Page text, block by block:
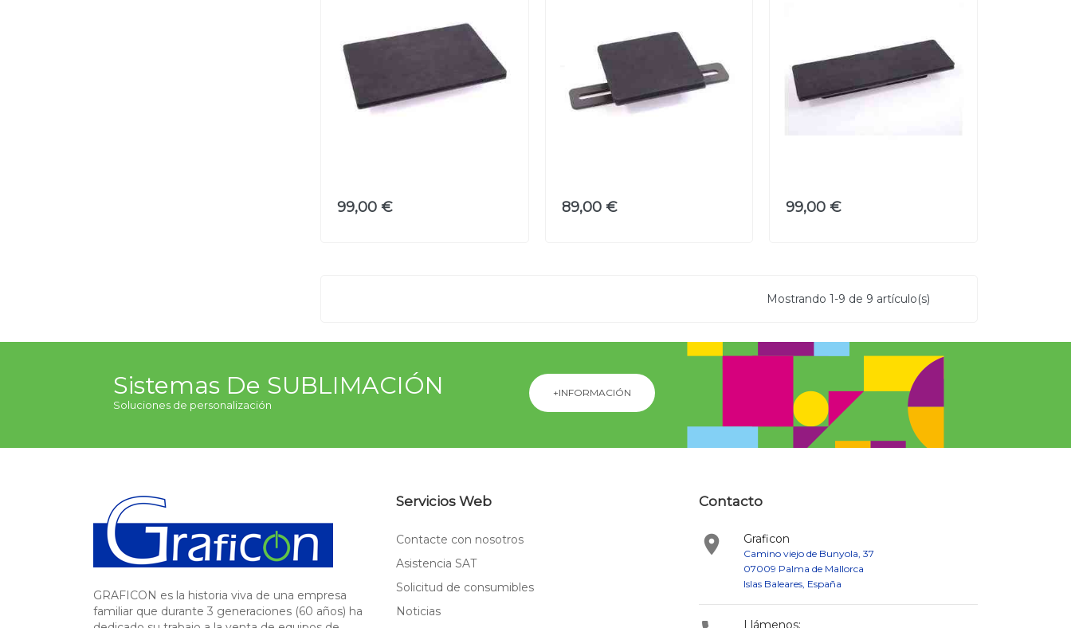
99,00 € 89,00 € 99,00 €
Mostrando 1-9 de 9 artículo(s)
Sistemas De SUBLIMACIÓN
Soluciones de personalización
+INFORMACIÓN
GRAFICON es la historia viva de una empresa
familiar que durante 3 generaciones (60 años) ha
Servicios Web
Contacte con nosotros
Asistencia SAT
Solicitud de consumibles
Noticias
Contacto
 Graficon
Camino viejo de Bunyola, 37
07009 Palma de Mallorca
Islas Baleares, España
Llámenos: